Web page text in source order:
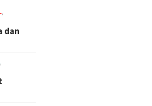
,
dan
,